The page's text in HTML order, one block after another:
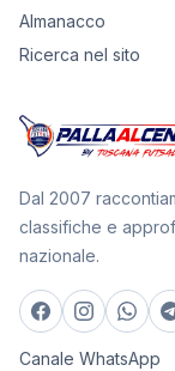
Almanacco
Ricerca nel sito
Dal 2007
classifiche e
nazionale.
Canale WhatsApp